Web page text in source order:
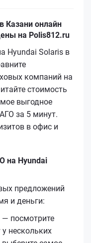
Казани онлайн
на Polis812.ru
Hyundai Solaris в
компаний на
стоимость
выгодное
за 5 минут.
в офис и
на Hyundai
предложений
и деньги:
— посмотрите
нескольких